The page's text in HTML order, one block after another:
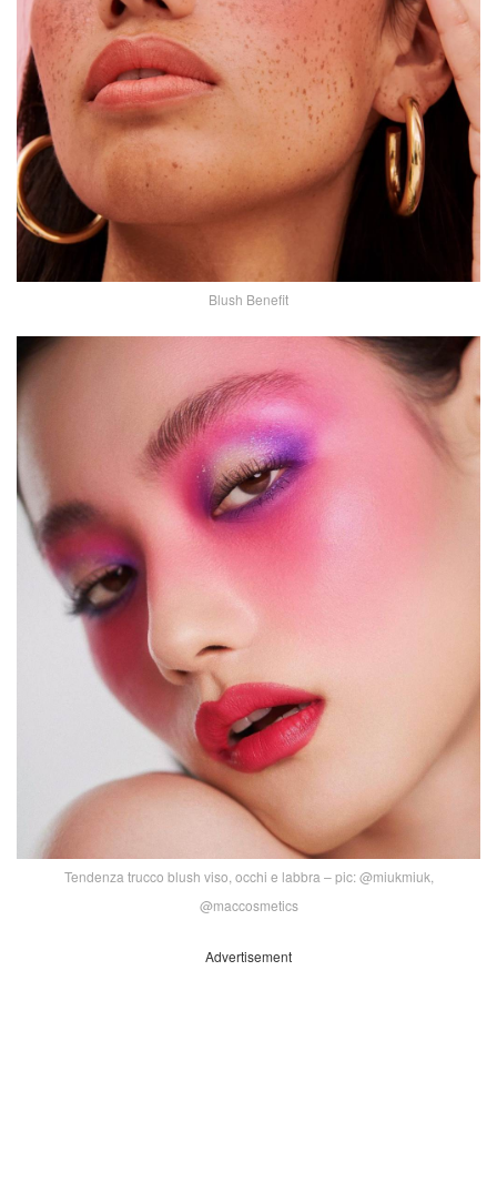
Blush Benefit
Tendenza trucco blush viso, occhi e labbra – pic: @miukmiuk,
@maccosmetics
Advertisement